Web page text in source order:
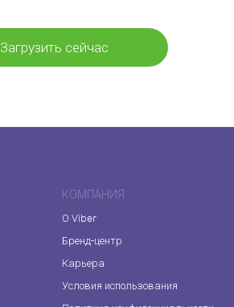
Загрузить сейчас
КОМПАНИЯ
О Viber
Бренд-центр
Карьера
Условия использования